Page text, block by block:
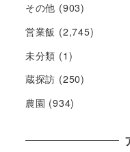
その他 (903)
営業飯 (2,745)
未分類 (1)
蔵探訪 (250)
農園 (934)